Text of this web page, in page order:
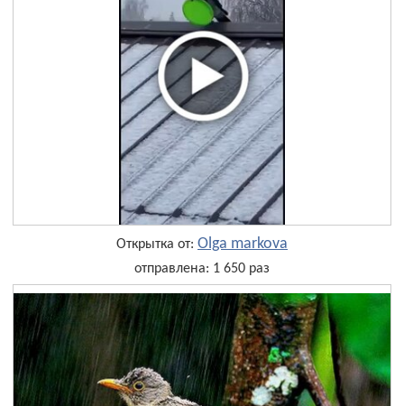
Открытка от: Olga markova
отправлена: 1 650 раз